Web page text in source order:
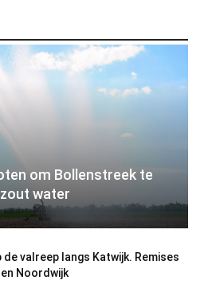
om Bollenstreek te
water
de valreep langs Katwijk. Remises
Noordwijk